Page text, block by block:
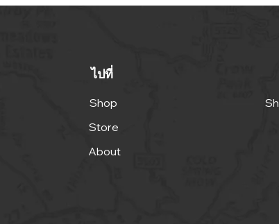
ไปที่
Shop
Store
About